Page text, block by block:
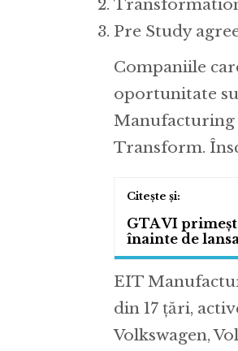
Pre Study
Companiile
oportunitate
Manufacturing
Transform.
GTA VI
înainte de
EIT
din 17 țări,
Volkswagen,